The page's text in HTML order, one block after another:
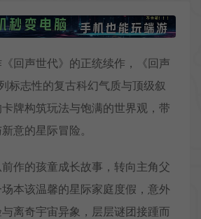
回声世代》的正统续作，《回声
标志性的复古科幻气质与顶级叙
牌构筑玩法与饱满的世界观，带
意的星际冒险。
作的孩童成长故事，转向主角父
本该温馨的星际家庭度假，意外
离奇宇宙异象，层层谜团接踵而